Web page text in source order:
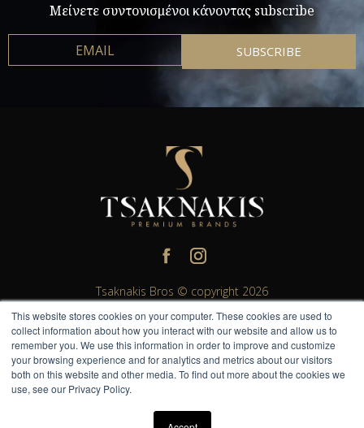
This website stores cookies on your computer. These cookies are used to
collect information about how you interact with our website and allow us to
remember you. We use this information in order to improve and customize
your browsing experience and for analytics and metrics about our visitors
both on this website and other media. To find out more about the cookies we
use, see our Privacy Policy.
Μείνετε συντονισμένοι κάνοντας subscribe
Tsaknakis Bros © copyright 2026
All rights reserved. All other trademarks and trade names are
properties of their respective owners.
Please do not share or forward with anyone under the legal
drinking age.
Η TsaknakisBros σας υπενθυμίζει να Απολαμβάνετε Υπεύθυνα.